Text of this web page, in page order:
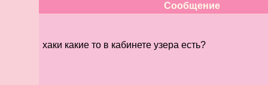
Сообщение
хаки какие то в кабинете узера есть?